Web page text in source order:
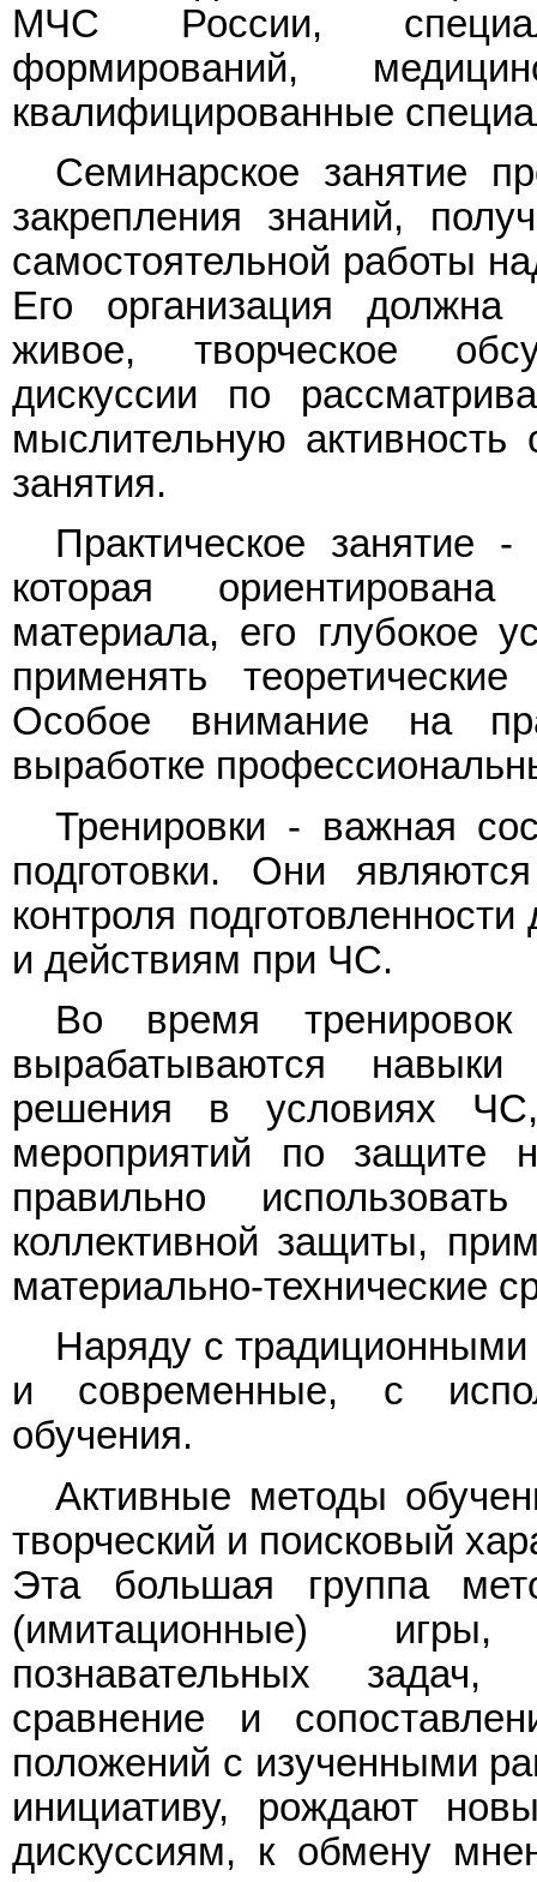
МЧС России,
формирований,
квалифицированные
Семинарское занятие
закрепления знаний,
самостоятельной работы
Его организация должна
живое, творческое
дискуссии по
мыслительную активность
занятия.
Практическое
которая
материала, его глубокое
применять
Особое внимание на
выработке
Тренировки - важная
подготовки. Они
контроля
и действиям при ЧС.
Во время тренировок
вырабатываются
решения в условиях
мероприятий по защите
правильно
коллективной защиты,
материально-технические
Наряду с
и современные, с
обучения.
Активные методы
творческий и поисковый
Эта большая группа
(имитационные)
познавательных задач,
сравнение и
положений с изученными
инициативу, рождают
дискуссиям, к обмену